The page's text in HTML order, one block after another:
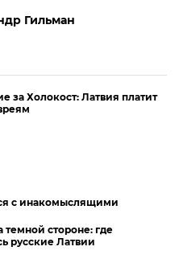
Гильман
за Холокост: Латвия платит
с инакомыслящими
темной стороне: где
русские Латвии